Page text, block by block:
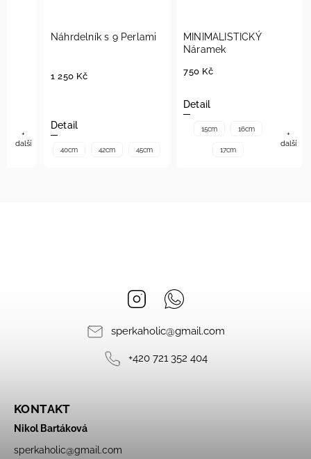
+
další
Náhrdelník s 9 Perlami
1 250 Kč
Detail
40cm 42cm 45cm
MINIMALISTICKÝ
Náramek
750 Kč
Detail
15cm 16cm
17cm
+
další
Instagram
sperkaholic@gmail.com
+420 721 352 404
KONTAKT
Nikol Bartáková
sperkaholic@gmail.com